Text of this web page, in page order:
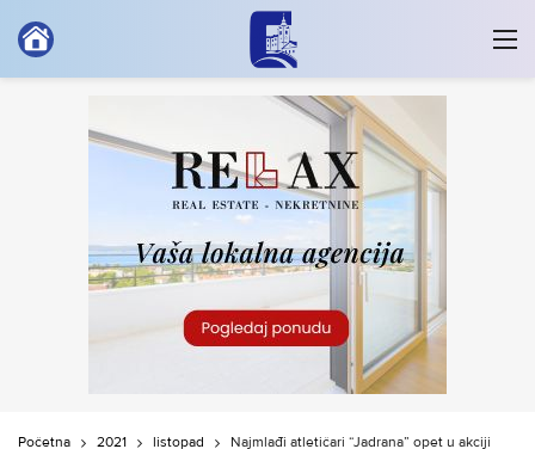
Početna 2021 listopad Najmlađi atletičari “Jadrana” opet u akciji